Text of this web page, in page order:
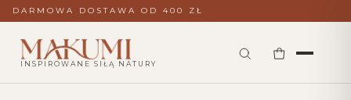
DARMOWA DOSTAWA OD 400 ZŁ
INSPIROWANE SIŁĄ NATURY